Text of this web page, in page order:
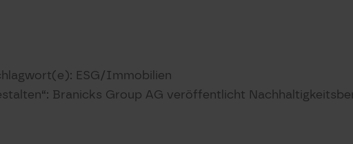
ESG/Immobilien
Branicks Group AG veröffentlicht